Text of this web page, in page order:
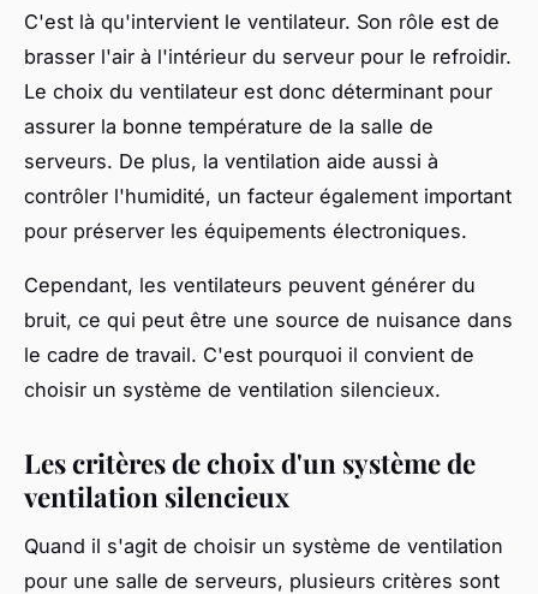
C'est là qu'intervient le ventilateur. Son rôle est de
brasser l'air à l'intérieur du serveur pour le refroidir.
Le choix du ventilateur est donc déterminant pour
assurer la bonne température de la salle de
serveurs. De plus, la ventilation aide aussi à
contrôler l'humidité, un facteur également important
pour préserver les équipements électroniques.
Cependant, les ventilateurs peuvent générer du
bruit, ce qui peut être une source de nuisance dans
le cadre de travail. C'est pourquoi il convient de
choisir un système de ventilation silencieux.
Les critères de choix d'un système de
ventilation silencieux
Quand il s'agit de choisir un système de ventilation
pour une salle de serveurs, plusieurs critères sont